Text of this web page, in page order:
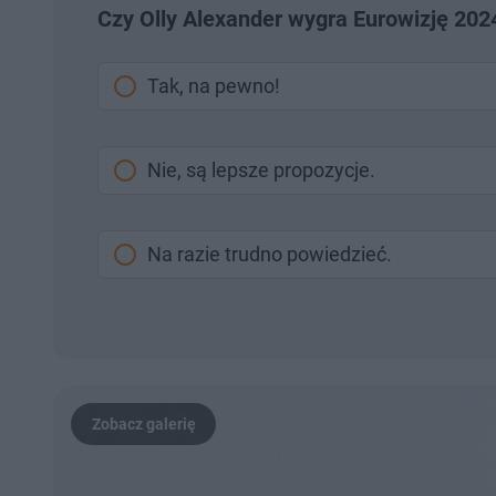
Czy Olly Alexander wygra Eurowizję
Tak, na pewno!
Nie, są lepsze propozycje.
Na razie trudno powiedzieć.